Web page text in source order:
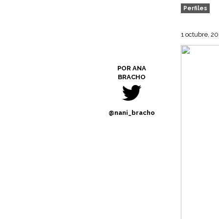
POR ANA
BRACHO
@nani_bracho
Perfiles
1 octubre,